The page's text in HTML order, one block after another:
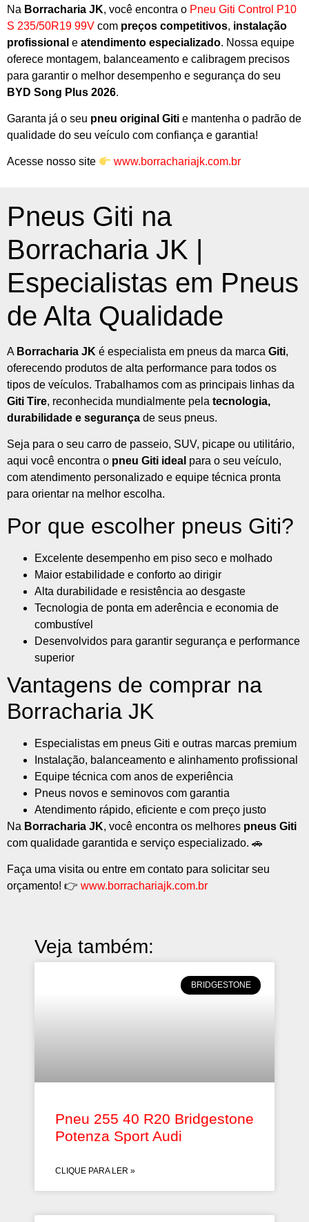
Na Borracharia JK, você encontra o Pneu Giti Control P10
S 235/50R19 99V com preços competitivos, instalação
profissional e atendimento especializado. Nossa equipe
oferece montagem, balanceamento e calibragem precisos
para garantir o melhor desempenho e segurança do seu
BYD Song Plus 2026.
Garanta já o seu pneu original Giti e mantenha o padrão de
qualidade do seu veículo com confiança e garantia!
Acesse nosso site www.borrachariajk.com.br
Pneus Giti na
Borracharia JK |
Especialistas em Pneus
de Alta Qualidade
A Borracharia JK é especialista em pneus da marca Giti,
oferecendo produtos de alta performance para todos os
tipos de veículos. Trabalhamos com as principais linhas da
Giti Tire, reconhecida mundialmente pela tecnologia,
durabilidade e segurança de seus pneus.
Seja para o seu carro de passeio, SUV, picape ou utilitário,
aqui você encontra o pneu Giti ideal para o seu veículo,
com atendimento personalizado e equipe técnica pronta
para orientar na melhor escolha.
Por que escolher pneus Giti?
Excelente desempenho em piso seco e molhado
Maior estabilidade e conforto ao dirigir
Alta durabilidade e resistência ao desgaste
Tecnologia de ponta em aderência e economia de
combustível
Desenvolvidos para garantir segurança e performance
superior
Vantagens de comprar na
Borracharia JK
Especialistas em pneus Giti e outras marcas premium
Instalação, balanceamento e alinhamento profissional
Equipe técnica com anos de experiência
Pneus novos e seminovos com garantia
Atendimento rápido, eficiente e com preço justo
Na Borracharia JK, você encontra os melhores pneus Giti
com qualidade garantida e serviço especializado. 🚗
Faça uma visita ou entre em contato para solicitar seu
orçamento! 👉 www.borrachariajk.com.br
Veja também:
BRIDGESTONE
Pneu 255 40 R20 Bridgestone
Potenza Sport Audi
CLIQUE PARA LER »